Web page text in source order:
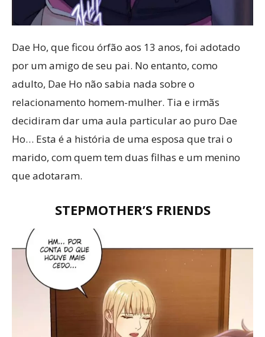
Dae Ho, que ficou órfão aos 13 anos, foi adotado
por um amigo de seu pai. No entanto, como
adulto, Dae Ho não sabia nada sobre o
relacionamento homem-mulher. Tia e irmãs
decidiram dar uma aula particular ao puro Dae
Ho… Esta é a história de uma esposa que trai o
marido, com quem tem duas filhas e um menino
que adotaram.
STEPMOTHER’S FRIENDS